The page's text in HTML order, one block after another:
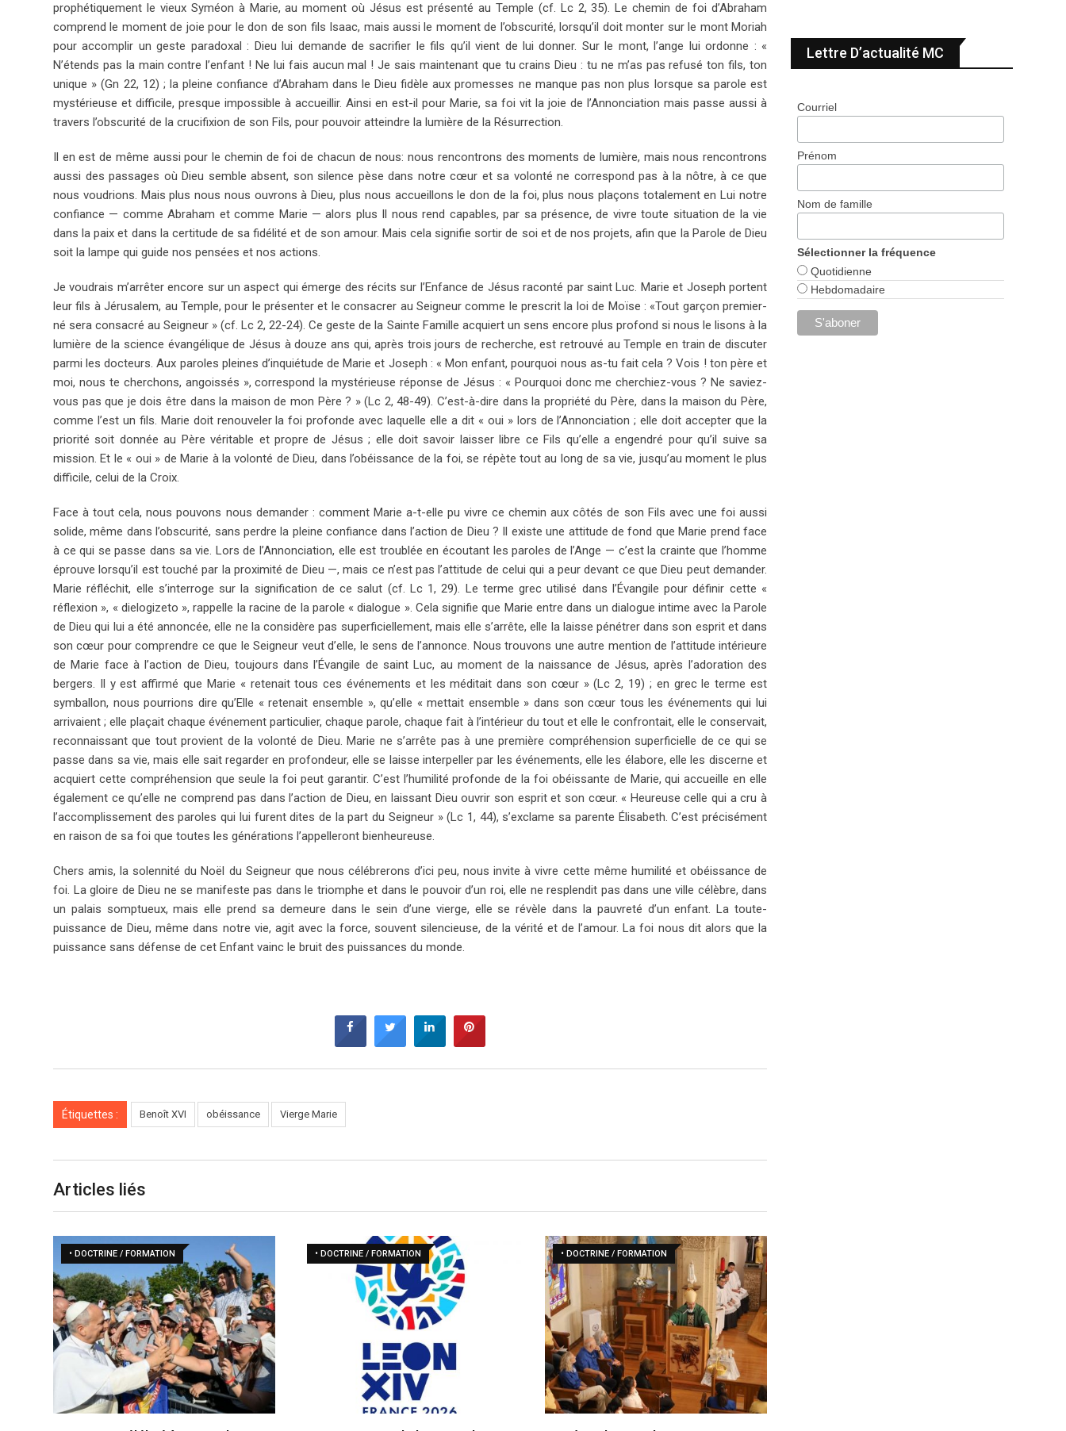
prophétiquement le vieux Syméon à Marie, au moment où Jésus est présenté au Temple (cf. Lc 2, 35). Le chemin de foi d’Abraham
comprend le moment de joie pour le don de son fils Isaac, mais aussi le moment de l’obscurité, lorsqu’il doit monter sur le mont Moriah
pour accomplir un geste paradoxal : Dieu lui demande de sacrifier le fils qu’il vient de lui donner. Sur le mont, l’ange lui ordonne : «
N’étends pas la main contre l’enfant ! Ne lui fais aucun mal ! Je sais maintenant que tu crains Dieu : tu ne m’as pas refusé ton fils, ton
unique » (Gn 22, 12) ; la pleine confiance d’Abraham dans le Dieu fidèle aux promesses ne manque pas non plus lorsque sa parole est
mystérieuse et difficile, presque impossible à accueillir. Ainsi en est-il pour Marie, sa foi vit la joie de l’Annonciation mais passe aussi à
travers l’obscurité de la crucifixion de son Fils, pour pouvoir atteindre la lumière de la Résurrection.
Il en est de même aussi pour le chemin de foi de chacun de nous: nous rencontrons des moments de lumière, mais nous rencontrons
aussi des passages où Dieu semble absent, son silence pèse dans notre cœur et sa volonté ne correspond pas à la nôtre, à ce que
nous voudrions. Mais plus nous nous ouvrons à Dieu, plus nous accueillons le don de la foi, plus nous plaçons totalement en Lui notre
confiance — comme Abraham et comme Marie — alors plus Il nous rend capables, par sa présence, de vivre toute situation de la vie
dans la paix et dans la certitude de sa fidélité et de son amour. Mais cela signifie sortir de soi et de nos projets, afin que la Parole de Dieu
soit la lampe qui guide nos pensées et nos actions.
Je voudrais m’arrêter encore sur un aspect qui émerge des récits sur l’Enfance de Jésus raconté par saint Luc. Marie et Joseph portent
leur fils à Jérusalem, au Temple, pour le présenter et le consacrer au Seigneur comme le prescrit la loi de Moïse : «Tout garçon premier-
né sera consacré au Seigneur » (cf. Lc 2, 22-24). Ce geste de la Sainte Famille acquiert un sens encore plus profond si nous le lisons à la
lumière de la science évangélique de Jésus à douze ans qui, après trois jours de recherche, est retrouvé au Temple en train de discuter
parmi les docteurs. Aux paroles pleines d’inquiétude de Marie et Joseph : « Mon enfant, pourquoi nous as-tu fait cela ? Vois ! ton père et
moi, nous te cherchons, angoissés », correspond la mystérieuse réponse de Jésus : « Pourquoi donc me cherchiez-vous ? Ne saviez-
vous pas que je dois être dans la maison de mon Père ? » (Lc 2, 48-49). C’est-à-dire dans la propriété du Père, dans la maison du Père,
comme l’est un fils. Marie doit renouveler la foi profonde avec laquelle elle a dit « oui » lors de l’Annonciation ; elle doit accepter que la
priorité soit donnée au Père véritable et propre de Jésus ; elle doit savoir laisser libre ce Fils qu’elle a engendré pour qu’il suive sa
mission. Et le « oui » de Marie à la volonté de Dieu, dans l’obéissance de la foi, se répète tout au long de sa vie, jusqu’au moment le plus
difficile, celui de la Croix.
Face à tout cela, nous pouvons nous demander : comment Marie a-t-elle pu vivre ce chemin aux côtés de son Fils avec une foi aussi
solide, même dans l’obscurité, sans perdre la pleine confiance dans l’action de Dieu ? Il existe une attitude de fond que Marie prend face
à ce qui se passe dans sa vie. Lors de l’Annonciation, elle est troublée en écoutant les paroles de l’Ange — c’est la crainte que l’homme
éprouve lorsqu’il est touché par la proximité de Dieu —, mais ce n’est pas l’attitude de celui qui a peur devant ce que Dieu peut demander.
Marie réfléchit, elle s’interroge sur la signification de ce salut (cf. Lc 1, 29). Le terme grec utilisé dans l’Évangile pour définir cette «
réflexion », « dielogizeto », rappelle la racine de la parole « dialogue ». Cela signifie que Marie entre dans un dialogue intime avec la Parole
de Dieu qui lui a été annoncée, elle ne la considère pas superficiellement, mais elle s’arrête, elle la laisse pénétrer dans son esprit et dans
son cœur pour comprendre ce que le Seigneur veut d’elle, le sens de l’annonce. Nous trouvons une autre mention de l’attitude intérieure
de Marie face à l’action de Dieu, toujours dans l’Évangile de saint Luc, au moment de la naissance de Jésus, après l’adoration des
bergers. Il y est affirmé que Marie « retenait tous ces événements et les méditait dans son cœur » (Lc 2, 19) ; en grec le terme est
symballon, nous pourrions dire qu’Elle « retenait ensemble », qu’elle « mettait ensemble » dans son cœur tous les événements qui lui
arrivaient ; elle plaçait chaque événement particulier, chaque parole, chaque fait à l’intérieur du tout et elle le confrontait, elle le conservait,
reconnaissant que tout provient de la volonté de Dieu. Marie ne s’arrête pas à une première compréhension superficielle de ce qui se
passe dans sa vie, mais elle sait regarder en profondeur, elle se laisse interpeller par les événements, elle les élabore, elle les discerne et
acquiert cette compréhension que seule la foi peut garantir. C’est l’humilité profonde de la foi obéissante de Marie, qui accueille en elle
également ce qu’elle ne comprend pas dans l’action de Dieu, en laissant Dieu ouvrir son esprit et son cœur. « Heureuse celle qui a cru à
l’accomplissement des paroles qui lui furent dites de la part du Seigneur » (Lc 1, 44), s’exclame sa parente Élisabeth. C’est précisément
en raison de sa foi que toutes les générations l’appelleront bienheureuse.
Chers amis, la solennité du Noël du Seigneur que nous célébrerons d’ici peu, nous invite à vivre cette même humilité et obéissance de
foi. La gloire de Dieu ne se manifeste pas dans le triomphe et dans le pouvoir d’un roi, elle ne resplendit pas dans une ville célèbre, dans
un palais somptueux, mais elle prend sa demeure dans le sein d’une vierge, elle se révèle dans la pauvreté d’un enfant. La toute-
puissance de Dieu, même dans notre vie, agit avec la force, souvent silencieuse, de la vérité et de l’amour. La foi nous dit alors que la
puissance sans défense de cet Enfant vainc le bruit des puissances du monde.
Étiquettes : Benoît XVI obéissance Vierge Marie
Articles liés
• DOCTRINE / FORMATION • DOCTRINE / FORMATION • DOCTRINE / FORMATION
Lettre D’actualité MC
Courriel
Prénom
Nom de famille
Sélectionner la fréquence
Quotidienne
Hebdomadaire